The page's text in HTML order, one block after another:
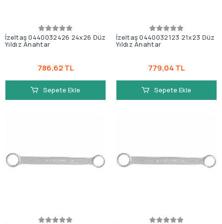
İzeltaş 0440032426 24x26 Düz
Yıldız Anahtar
786,62 TL
Sepete Ekle
İzeltaş 0440032123 21x23 Düz
Yıldız Anahtar
779,04 TL
Sepete Ekle